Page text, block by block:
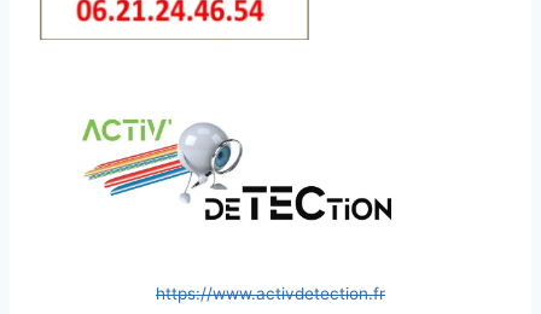
https://www.activdetection.fr